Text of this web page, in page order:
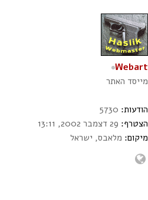
Webart
מייסד האתר
הודעות:
הצטרף:
מיקום: מלאבס, ישראל